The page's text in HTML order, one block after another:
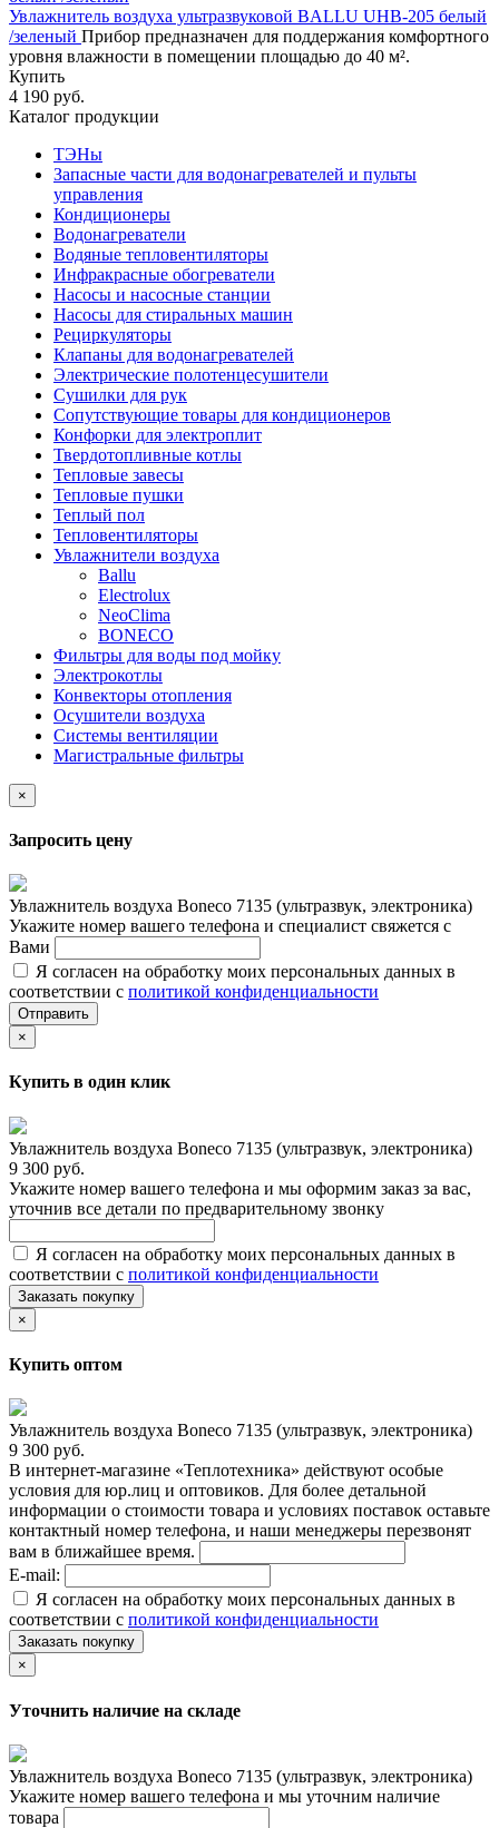
Увлажнитель воздуха ультразвуковой BALLU UHB-205 белый
/зеленый Прибор предназначен для поддержания комфортного
уровня влажности в помещении площадью до 40 м².
Купить
4 190 руб.
Каталог продукции
ТЭНы
Запасные части для водонагревателей и пульты
управления
Кондиционеры
Водонагреватели
Водяные тепловентиляторы
Инфракрасные обогреватели
Насосы и насосные станции
Насосы для стиральных машин
Рециркуляторы
Клапаны для водонагревателей
Электрические полотенцесушители
Сушилки для рук
Сопутствующие товары для кондиционеров
Конфорки для электроплит
Твердотопливные котлы
Тепловые завесы
Тепловые пушки
Теплый пол
Тепловентиляторы
Увлажнители воздуха
Ballu
Electrolux
NeoClima
BONECO
Фильтры для воды под мойку
Электрокотлы
Конвекторы отопления
Осушители воздуха
Системы вентиляции
Магистральные фильтры
×
Запросить цену
Увлажнитель воздуха Boneco 7135 (ультразвук, электроника)
Укажите номер вашего телефона и специалист свяжется с
Вами
Я согласен на обработку моих персональных данных в
соответствии с политикой конфиденциальности
Отправить
×
Купить в один клик
Увлажнитель воздуха Boneco 7135 (ультразвук, электроника)
9 300 руб.
Укажите номер вашего телефона и мы оформим заказ за вас,
уточнив все детали по предварительному звонку
Я согласен на обработку моих персональных данных в
соответствии с политикой конфиденциальности
Заказать покупку
×
Купить оптом
Увлажнитель воздуха Boneco 7135 (ультразвук, электроника)
9 300 руб.
В интернет-магазине «Теплотехника» действуют особые
условия для юр.лиц и оптовиков. Для более детальной
информации о стоимости товара и условиях поставок оставьте
контактный номер телефона, и наши менеджеры перезвонят
вам в ближайшее время.
E-mail:
Я согласен на обработку моих персональных данных в
соответствии с политикой конфиденциальности
Заказать покупку
×
Уточнить наличие на складе
Увлажнитель воздуха Boneco 7135 (ультразвук, электроника)
Укажите номер вашего телефона и мы уточним наличие
товара